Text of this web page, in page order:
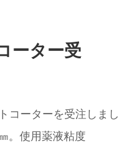
ーター受
コーターを受注しまし
。使用薬液粘度